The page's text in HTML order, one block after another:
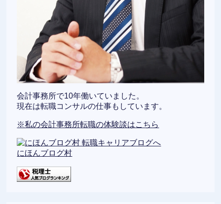
会計事務所で10年働いていました。
現在は転職コンサルの仕事もしています。
※私の会計事務所転職の体験談はこちら
にほんブログ村